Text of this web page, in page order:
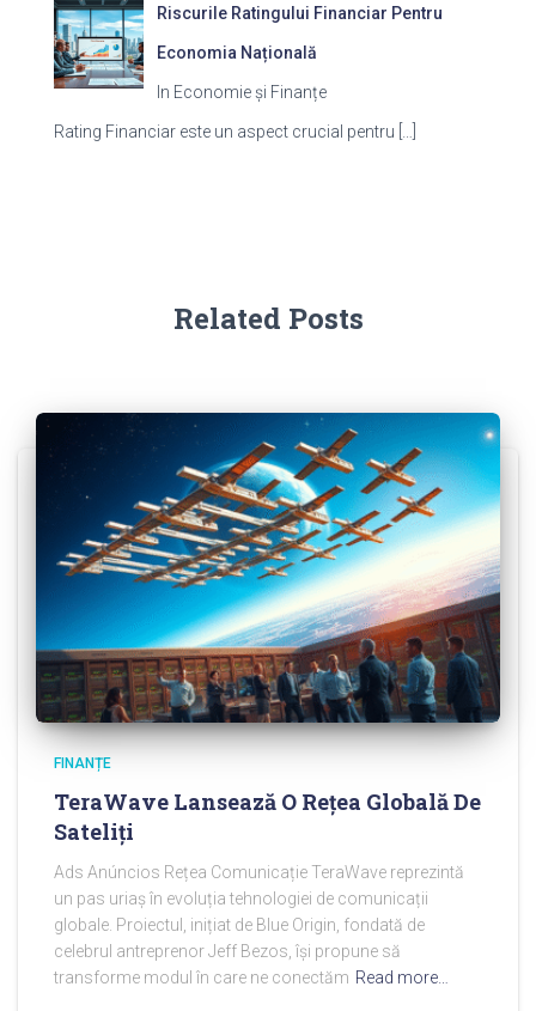
Riscurile Ratingului Financiar Pentru
Economia Națională
In Economie și Finanțe
Rating Financiar este un aspect crucial pentru
Related Posts
FINANȚE
TeraWave Lansează O Rețea Globală De
Sateliți
Ads Anúncios Rețea Comunicație TeraWave reprezintă
un pas uriaș în evoluția tehnologiei de comunicații
globale. Proiectul, inițiat de Blue Origin, fondată de
celebrul antreprenor Jeff Bezos, își propune să
transforme modul în care ne conectăm Read more…